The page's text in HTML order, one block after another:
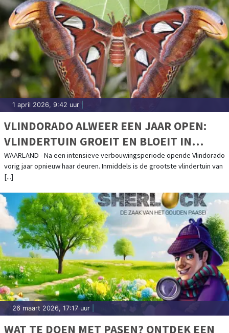
1 april 2026, 9:42 uur
VLINDORADO ALWEER EEN JAAR OPEN:
VLINDERTUIN GROEIT EN BLOEIT IN
WAARLAND
WAARLAND - Na een intensieve verbouwingsperiode opende Vlindorado
vorig jaar opnieuw haar deuren. Inmiddels is de grootste vlindertuin van
[...]
26 maart 2026, 17:17 uur
WAT TE DOEN MET PASEN? ONTDEK EEN